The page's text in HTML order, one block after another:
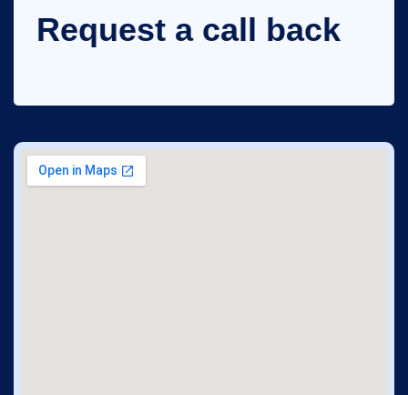
Request a call back